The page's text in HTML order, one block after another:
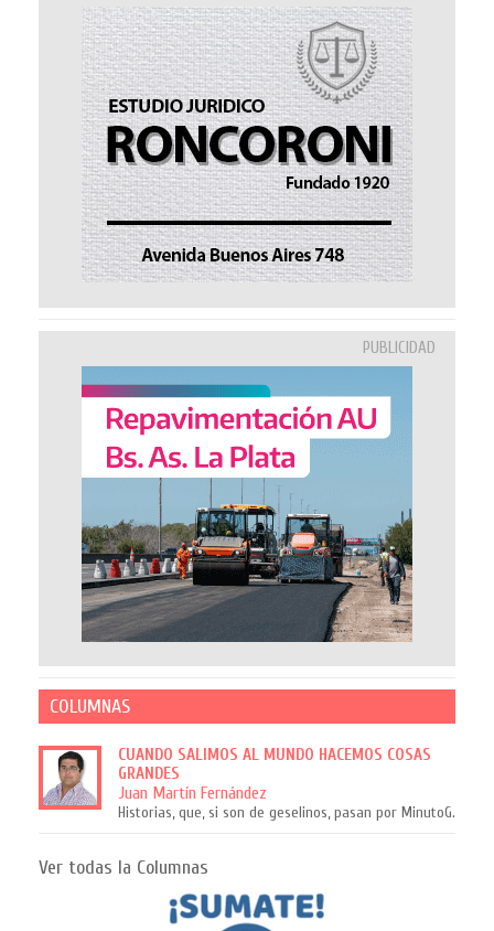
PUBLICIDAD
COLUMNAS
CUANDO SALIMOS AL MUNDO HACEMOS COSAS
GRANDES
Juan Martín Fernández
Historias, que, si son de geselinos, pasan por MinutoG.
Ver todas la Columnas